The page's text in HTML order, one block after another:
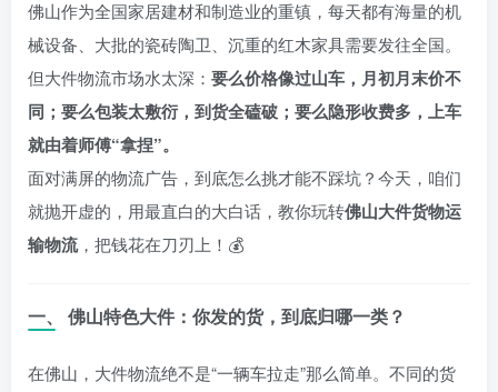
佛山作为全国家居建材和制造业的重镇，每天都有海量的机
械设备、大批的瓷砖陶卫、沉重的红木家具需要发往全国。
但大件物流市场水太深： 要么价格像过山车，月初月末价不
同；要么包装太敷衍，到货全磕破；要么隐形收费多，上车
就由着师傅“拿捏”。
面对满屏的物流广告，到底怎么挑才能不踩坑？今天，咱们
就抛开虚的，用最直白的大白话，教你玩转佛山大件货物运
输物流，把钱花在刀刃上！💰
一、 佛山特色大件：你发的货，到底归哪一类？
在佛山，大件物流绝不是“一辆车拉走”那么简单。不同的货